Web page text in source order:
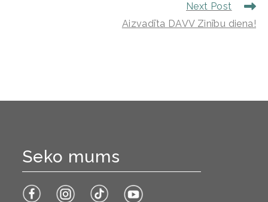
Next Post
Aizvadīta DAVV Zinību diena!
Seko mums